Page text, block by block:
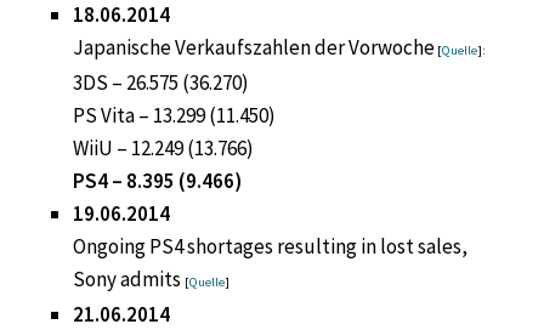
18.06.2014
Japanische Verkaufszahlen der Vorwoche [Quelle]:
3DS – 26.575 (36.270)
PS Vita – 13.299 (11.450)
WiiU – 12.249 (13.766)
PS4 – 8.395 (9.466)
19.06.2014
Ongoing PS4 shortages resulting in lost sales,
Sony admits [Quelle]
21.06.2014